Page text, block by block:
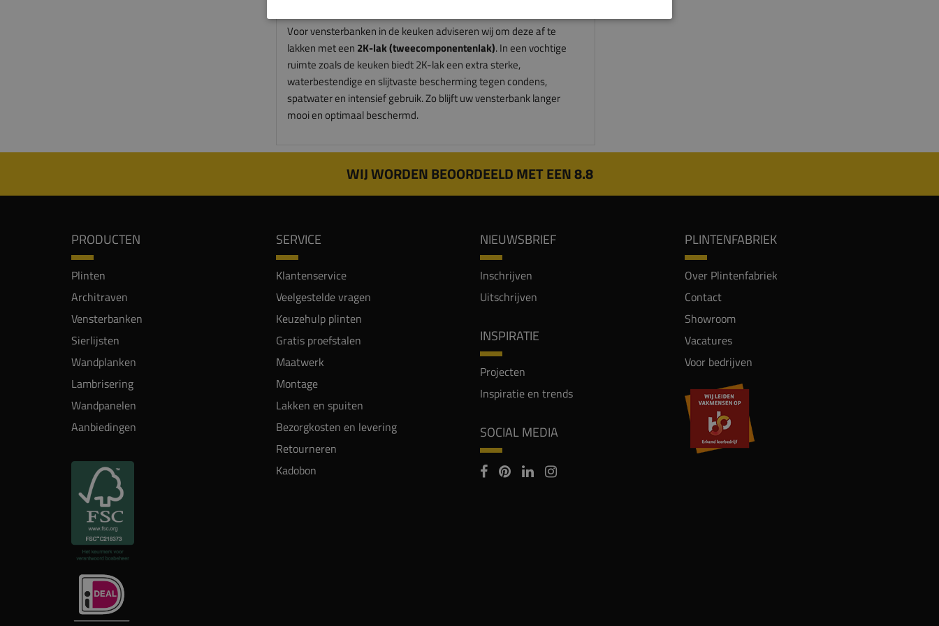
Voor vensterbanken in de keuken adviseren wij om deze af te
lakken met een 2K-lak (tweecomponentenlak). In een vochtige
ruimte zoals de keuken biedt 2K-lak een extra sterke,
waterbestendige en slijtvaste bescherming tegen condens,
spatwater en intensief gebruik. Zo blijft uw vensterbank langer
mooi en optimaal beschermd.
WIJ WORDEN BEOORDEELD MET EEN 8.8
PRODUCTEN
Plinten
Architraven
Vensterbanken
Sierlijsten
Wandplanken
Lambrisering
Wandpanelen
Aanbiedingen
SERVICE
Klantenservice
Veelgestelde vragen
Keuzehulp plinten
Gratis proefstalen
Maatwerk
Montage
Lakken en spuiten
Bezorgkosten en levering
Retourneren
Kadobon
NIEUWSBRIEF
Inschrijven
Uitschrijven
INSPIRATIE
Projecten
Inspiratie en trends
SOCIAL MEDIA
PLINTENFABRIEK
Over Plintenfabriek
Contact
Showroom
Vacatures
Voor bedrijven